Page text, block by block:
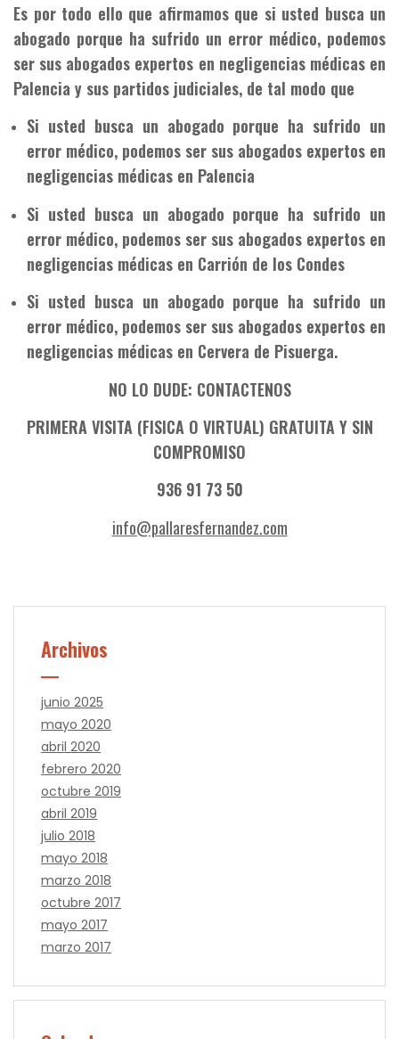
Es por todo ello que afirmamos que si usted busca un
abogado porque ha sufrido un error médico, podemos
ser sus abogados expertos en negligencias médicas en
Palencia y sus partidos judiciales, de tal modo que
Si usted busca un abogado porque ha sufrido un
error médico, podemos ser sus abogados expertos en
negligencias médicas en Palencia
Si usted busca un abogado porque ha sufrido un
error médico, podemos ser sus abogados expertos en
negligencias médicas en Carrión de los Condes
Si usted busca un abogado porque ha sufrido un
error médico, podemos ser sus abogados expertos en
negligencias médicas en Cervera de Pisuerga.
NO LO DUDE: CONTACTENOS
PRIMERA VISITA (FISICA O VIRTUAL) GRATUITA Y SIN
COMPROMISO
936 91 73 50
info@pallaresfernandez.com
Archivos
junio 2025
mayo 2020
abril 2020
febrero 2020
octubre 2019
abril 2019
julio 2018
mayo 2018
marzo 2018
octubre 2017
mayo 2017
marzo 2017